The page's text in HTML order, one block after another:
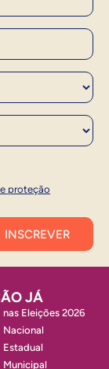
proteção
JÁ
Eleições 2026
Nacional
Estadual
Municipal